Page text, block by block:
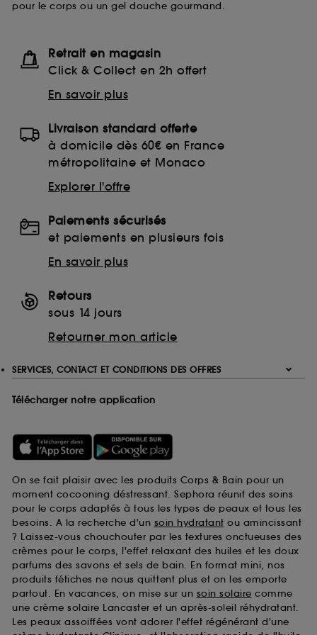
pour le corps ou un gel douche gourmand.
Retrait en magasin
Click & Collect en 2h offert
En savoir plus
Livraison standard offerte
à domicile dès 60€ en France
métropolitaine et Monaco
Explorer l'offre
Paiements sécurisés
et paiements en plusieurs fois
En savoir plus
Retours
sous 14 jours
Retourner mon article
SERVICES, CONTACT ET CONDITIONS DES OFFRES
Télécharger notre application
On se fait plaisir avec les produits Corps & Bain pour un
moment cocooning déstressant. Sephora réunit des soins
pour le corps adaptés à tous les types de peaux et tous les
besoins. A la recherche d'un soin hydratant ou amincissant
? Laissez-vous chouchouter par les textures onctueuses des
crèmes pour le corps, l'effet relaxant des huiles et les doux
parfums des savons et sels de bain. En format mini, nos
produits fétiches ne nous quittent plus et on les emporte
partout. En vacances, on mise sur un soin solaire comme
une crème solaire Lancaster et un après-soleil réhydratant.
Les peaux assoiffées vont adorer l'effet régénérant d'une
navigation collectées par ces Cookies, pour les
ou en magasin. Pour refuser tous les cookies, cliques
sur "continuer sans accepter". Voous pouvez à tout
moment choisir de retirer votrte consentement. Si vous
souhaitez obtenir plus d'information sur les cookies